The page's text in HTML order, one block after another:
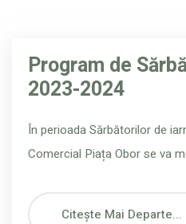
Program de
2023-2024
În perioada Sărbătorilor de
Comercial Piața Obor se va
Citește Mai Departe...